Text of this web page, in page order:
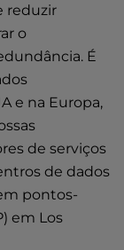
reduzir
o
É
e na Europa,
de serviços
de dados
pontos-
em Los